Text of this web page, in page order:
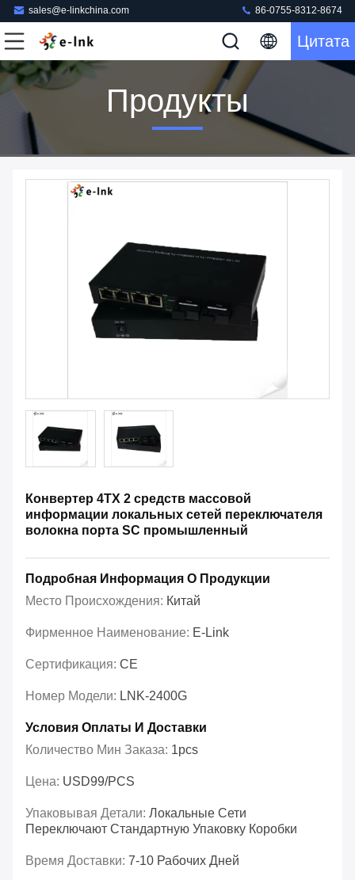
sales@e-linkchina.com 86-0755-8312-8674
Цитата
Продукты
Конвертер 4TX 2 средств массовой
информации локальных сетей переключателя
волокна порта SC промышленный
Подробная Информация О Продукции
Место Происхождения: Китай
Фирменное Наименование: E-Link
Сертификация: CE
Номер Модели: LNK-2400G
Условия Оплаты И Доставки
Количество Мин Заказа: 1pcs
Цена: USD99/PCS
Упаковывая Детали: Локальные Сети
Переключают Стандартную Упаковку Коробки
Время Доставки: 7-10 Рабочих Дней